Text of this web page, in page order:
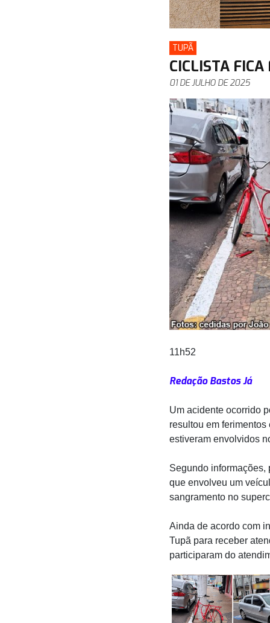
TUPÃ
CICLISTA
01 DE JULHO DE 2025
11h52
Redação Bastos Já
Um acidente ocorrido
resultou em
estiveram envolvidos
Segundo informações,
que envolveu um
sangramento no
Ainda de acordo com
Tupã para receber
participaram do